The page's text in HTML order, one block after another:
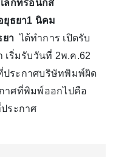
ล็กทรอนิกส์
ยุธยา1 นิคม
ยา ได้ทำการ เปิดรับ
เริ่มรับวันที่ 2พ.ค.62
ประกาศบริษัทพิมพ์ผิด
าศที่พิมพ์ออกไปคือ
ระกาศ